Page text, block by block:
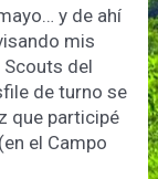
y de ahí
mis
del
de turno se
que participé
el Campo